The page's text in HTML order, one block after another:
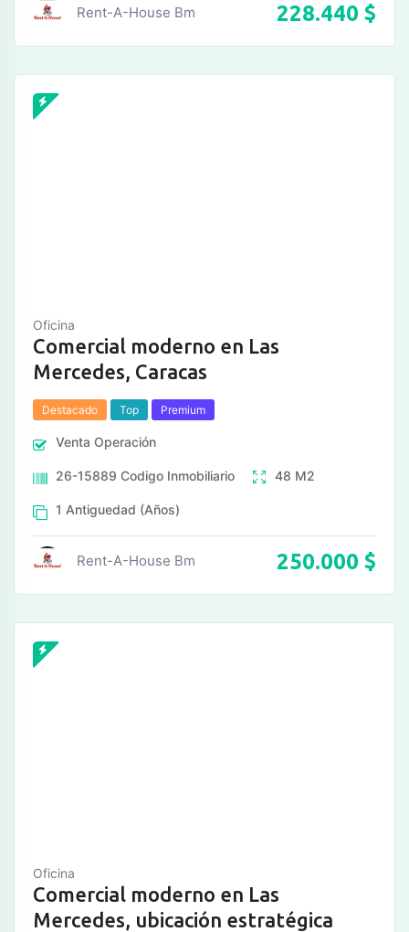
Rent-A-House Bm 228.440 $
Oficina
Comercial moderno en Las
Mercedes, Caracas
Destacado Top Premium
Venta Operación
26-15889 Codigo Inmobiliario 48 M2
1 Antiguedad (Años)
Rent-A-House Bm 250.000 $
Oficina
Comercial moderno en Las
Mercedes, ubicación estratégica